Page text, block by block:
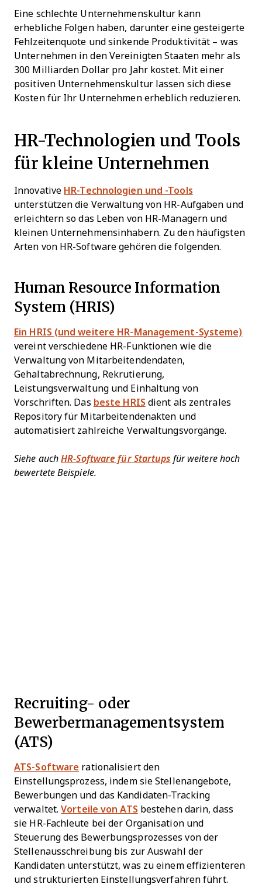
Eine schlechte Unternehmenskultur kann
erhebliche Folgen haben, darunter eine gesteigerte
Fehlzeitenquote und sinkende Produktivität – was
Unternehmen in den Vereinigten Staaten mehr als
300 Milliarden Dollar pro Jahr kostet. Mit einer
positiven Unternehmenskultur lassen sich diese
Kosten für Ihr Unternehmen erheblich reduzieren.
HR-Technologien und Tools
für kleine Unternehmen
Innovative HR-Technologien und -Tools
unterstützen die Verwaltung von HR-Aufgaben und
erleichtern so das Leben von HR-Managern und
kleinen Unternehmensinhabern. Zu den häufigsten
Arten von HR-Software gehören die folgenden.
Human Resource Information
System (HRIS)
Ein HRIS (und weitere HR-Management-Systeme)
vereint verschiedene HR-Funktionen wie die
Verwaltung von Mitarbeitendendaten,
Gehaltabrechnung, Rekrutierung,
Leistungsverwaltung und Einhaltung von
Vorschriften. Das beste HRIS dient als zentrales
Repository für Mitarbeitendenakten und
automatisiert zahlreiche Verwaltungsvorgänge.
Siehe auchHR-Software für Startups für weitere hoch
bewertete Beispiele.
Recruiting- oder
Bewerbermanagementsystem
(ATS)
ATS-Software rationalisiert den
Einstellungsprozess, indem sie Stellenangebote,
Bewerbungen und das Kandidaten-Tracking
verwaltet.Vorteile von ATS bestehen darin, dass
sie HR-Fachleute bei der Organisation und
Steuerung des Bewerbungsprozesses von der
Stellenausschreibung bis zur Auswahl der
Kandidaten unterstützt, was zu einem effizienteren
und strukturierten Einstellungsverfahren führt.